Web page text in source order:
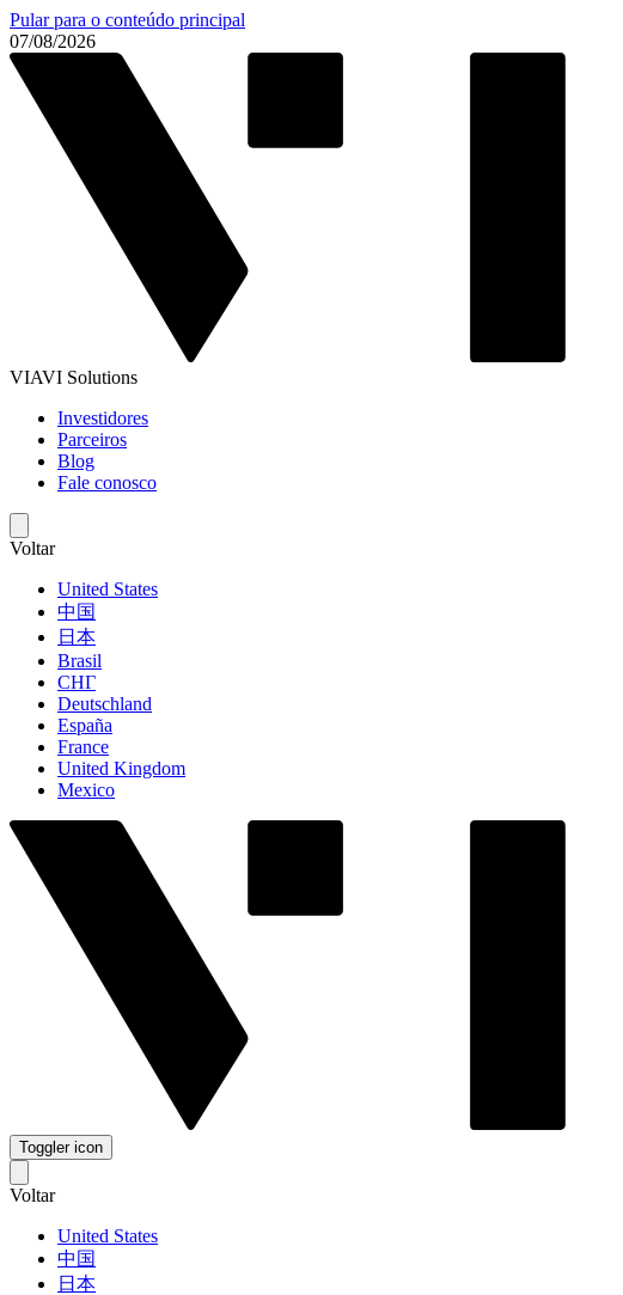
Pular para o conteúdo principal
07/08/2026
VIAVI Solutions
Investidores
Parceiros
Blog
Fale conosco
Voltar
United States
中国
日本
Brasil
СНГ
Deutschland
España
France
United Kingdom
Mexico
Toggler icon
Voltar
United States
中国
日本